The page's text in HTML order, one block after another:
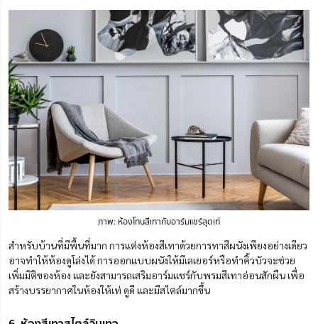
ภาพ: ห้องโทนสีเทากับอาร์มแชร์สุดเท่
สำหรับบ้านที่มีพื้นที่มาก การแต่งห้องสีเทาด้วยการทาสีผนังเพียงอย่างเดียว
อาจทำให้ห้องดูโล่งได้ การออกแบบผนังให้มีเลเยอร์หรือทำคิ้วบัวจะช่วย
เพิ่มมิติของห้อง และยังสามารถเสริมอาร์มแชร์กับพรมสีเทาอ่อนสักผืน เพื่อ
สร้างบรรยากาศในห้องให้เท่ ดูดี และมีสไตล์มากขึ้น